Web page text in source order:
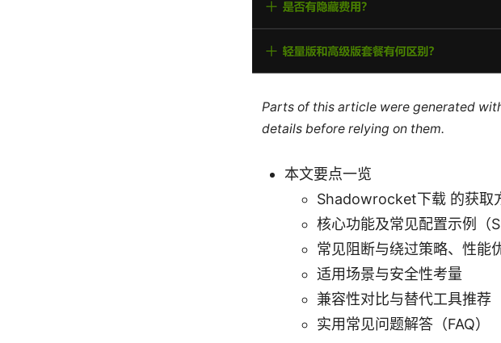
Parts of this article were generated
details before relying on them.
本文要点一览
Shadowrocket下载 的获取
核心功能及常见配置示例（
常见阻断与绕过策略、性能
适用场景与安全性考量
兼容性对比与替代工具推荐
实用常见问题解答（FAQ）